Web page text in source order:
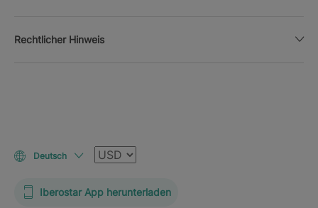
Rechtlicher Hinweis
Deutsch Währung
Iberostar App herunterladen